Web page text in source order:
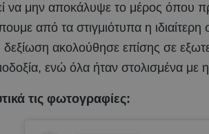
να μην αποκάλυψε το μέρος όπου
από τα στιγμιότυπα η
ακολούθησε επίσης σε
ενώ όλα ήταν στολισμένα με
τις φωτογραφίες: